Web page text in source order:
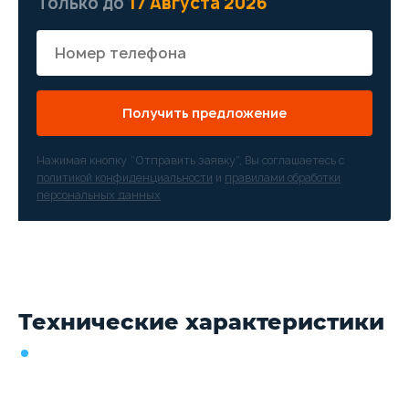
Получить предложение
Нажимая кнопку “Отправить заявку”, Вы соглашаетесь с
политикой конфиденциальности и правилами обработки
персональных данных
Технические характеристики